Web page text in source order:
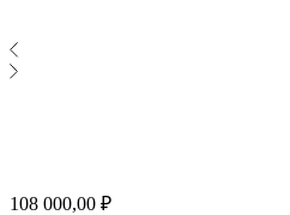
108 000,00 ₽